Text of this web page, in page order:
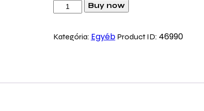
Buy now
Kategória: Egyéb Product ID: 46990